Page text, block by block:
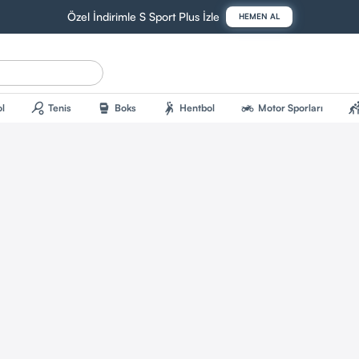
Özel İndirimle S Sport Plus İzle HEMEN AL
sports_tennis Tenis sports_mma Boks sports_handball Hentbol two_wheeler Motor Sporları